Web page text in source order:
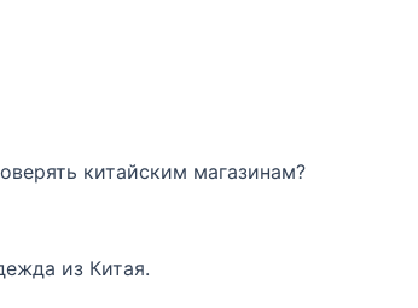
китайским магазинам?
из Китая.